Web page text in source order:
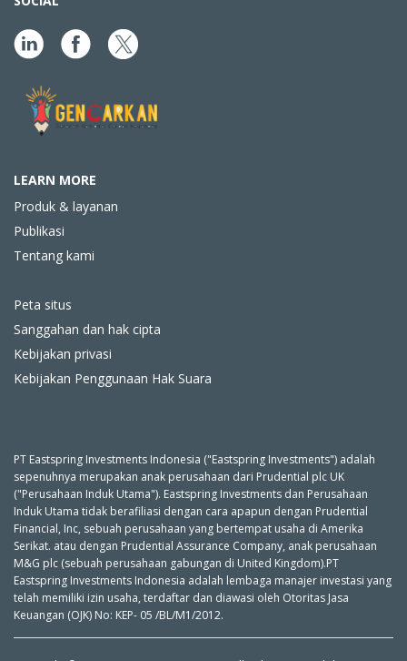
LEARN MORE
Produk & layanan
Publikasi
Tentang kami
Peta situs
Sanggahan dan hak cipta
Kebijakan privasi
Kebijakan Penggunaan Hak Suara
PT Eastspring Investments Indonesia ("Eastspring Investments") adalah
sepenuhnya merupakan anak perusahaan dari Prudential plc UK
("Perusahaan Induk Utama"). Eastspring Investments dan Perusahaan
Induk Utama tidak berafiliasi dengan cara apapun dengan Prudential
Financial, Inc, sebuah perusahaan yang bertempat usaha di Amerika
Serikat. atau dengan Prudential Assurance Company, anak perusahaan
M&G plc (sebuah perusahaan gabungan di United Kingdom).PT
Eastspring Investments Indonesia adalah lembaga manajer investasi yang
telah memiliki izin usaha, terdaftar dan diawasi oleh Otoritas Jasa
Keuangan (OJK) No: KEP- 05 /BL/M1/2012.